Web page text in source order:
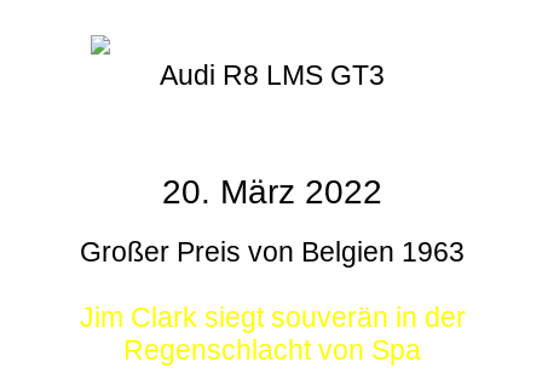
Audi R8 LMS GT3
20. März 2022
Großer Preis von Belgien 1963
Jim Clark siegt souverän in der
Regenschlacht von Spa